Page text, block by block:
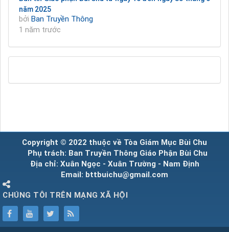
năm 2025
bởi Ban Truyền Thông
1 năm trước
Copyright © 2022 thuộc về Tòa Giám Mục Bùi Chu
Phụ trách: Ban Truyền Thông Giáo Phận Bùi Chu
Địa chỉ: Xuân Ngọc - Xuân Trường - Nam Định
Email: bttbuichu@gmail.com
CHÚNG TÔI TRÊN MẠNG XÃ HỘI